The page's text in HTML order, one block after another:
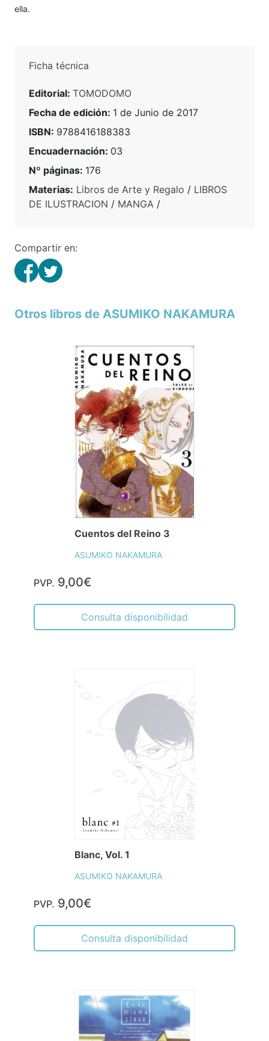
ella.
Ficha técnica
Editorial: TOMODOMO
Fecha de edición: 1 de Junio de 2017
ISBN: 9788416188383
Encuadernación: 03
Nº páginas: 176
Materias: Libros de Arte y Regalo / LIBROS
DE ILUSTRACION / MANGA /
Compartir en:
Otros libros de ASUMIKO NAKAMURA
Cuentos del Reino 3
ASUMIKO NAKAMURA
PVP. 9,00€
Consulta disponibilidad
Blanc, Vol. 1
ASUMIKO NAKAMURA
PVP. 9,00€
Consulta disponibilidad